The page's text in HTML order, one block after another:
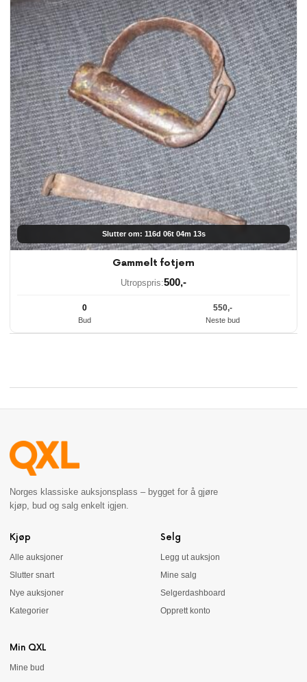
Slutter om: 116d 06t 04m 12s
Gammelt fotjern
Utropspris:500,-
0
Bud
550,-
Neste bud
Norges klassiske auksjonsplass – bygget for å gjøre
kjøp, bud og salg enkelt igjen.
Kjøp
Alle auksjoner
Slutter snart
Nye auksjoner
Kategorier
Selg
Legg ut auksjon
Mine salg
Selgerdashboard
Opprett konto
Min QXL
Mine bud